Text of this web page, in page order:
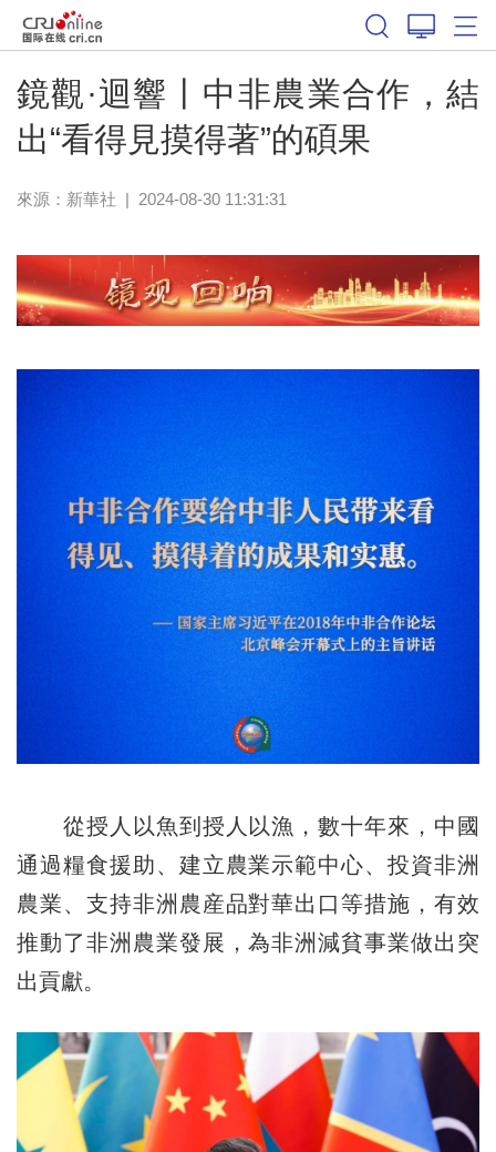
鏡觀·迴響丨中非農業合作，結
出“看得見摸得著”的碩果
來源： 新華社 | 2024-08-30 11:31:31
從授人以魚到授人以漁，數十年來，中國
通過糧食援助、建立農業示範中心、投資非洲
農業、支持非洲農産品對華出口等措施，有效
推動了非洲農業發展，為非洲減貧事業做出突
出貢獻。